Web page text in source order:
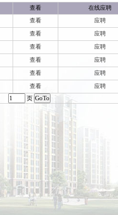
查看
在线应聘
查看
应聘
查看
应聘
查看
应聘
查看
应聘
查看
应聘
查看
应聘
页